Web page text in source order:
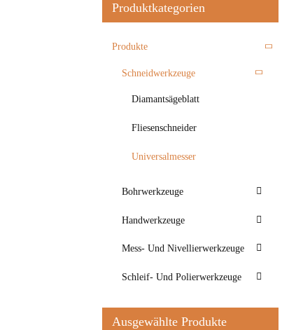
Produktkategorien
Produkte
Schneidwerkzeuge
Diamantsägeblatt
Fliesenschneider
Universalmesser
Bohrwerkzeuge
Handwerkzeuge
Mess- Und Nivellierwerkzeuge
Schleif- Und Polierwerkzeuge
Ausgewählte Produkte